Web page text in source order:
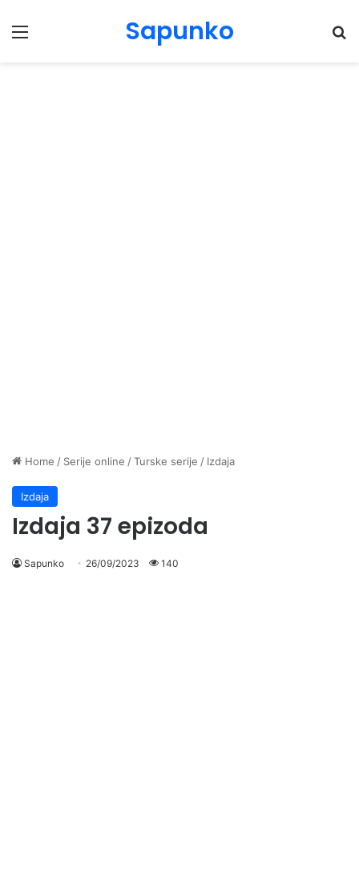
Menu Sapunko
Home / Serije online /Turske serije / Izdaja
Izdaja
Izdaja 37 epizoda
Sapunko 26/09/2023 140